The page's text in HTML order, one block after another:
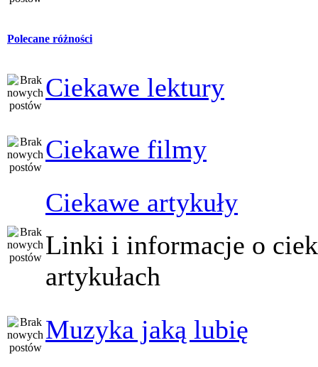
Polecane różności
Ciekawe lektury
Ciekawe filmy
Ciekawe artykuły
Linki i informacje o
artykułach
Muzyka jaką lubię